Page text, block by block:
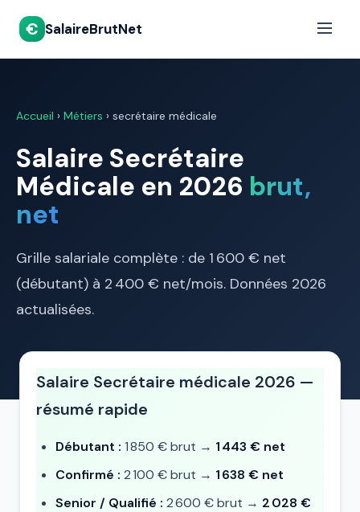
€ SalaireBrutNet
Accueil › Métiers › secrétaire médicale
Salaire Secrétaire
Médicale en 2026 brut,
net
Grille salariale complète : de 1 600 € net
(débutant) à 2 400 € net/mois. Données 2026
actualisées.
Salaire Secrétaire médicale 2026 —
résumé rapide
Débutant : 1 850 € brut → 1 443 € net
Confirmé : 2 100 € brut → 1 638 € net
Senior / Qualifié : 2 600 € brut → 2 028 €